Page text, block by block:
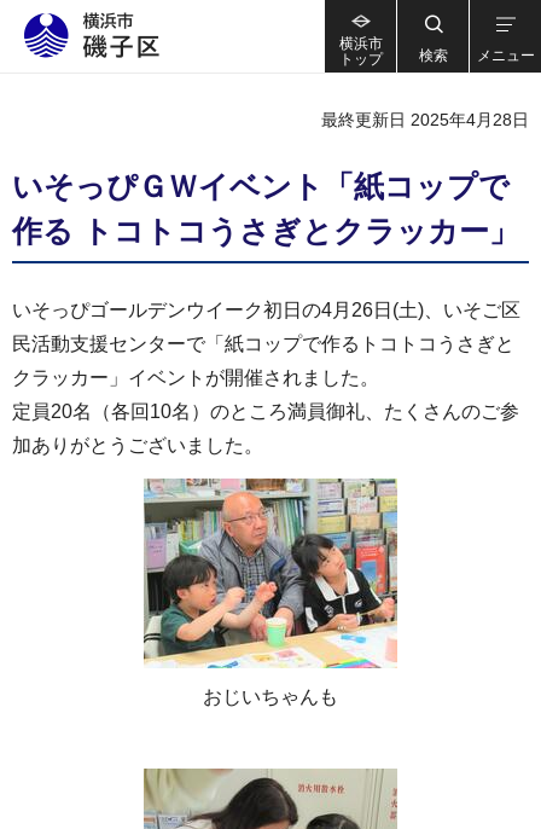
横浜市
トップ
検索 メニュー
最終更新日 2025年4月28日
いそっぴＧＷイベント「紙コップで
作る トコトコうさぎとクラッカー」
いそっぴゴールデンウイーク初日の4月26日(土)、いそご区
民活動支援センターで「紙コップで作るトコトコうさぎと
クラッカー」イベントが開催されました。
定員20名（各回10名）のところ満員御礼、たくさんのご参
加ありがとうございました。
おじいちゃんも